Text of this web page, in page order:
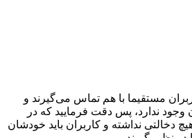
مستقیما با هم تماس می‌گیرند و
ندارد، پس دقت فرمایید که در
دخالتی نداشته و کاربران باید خودشان